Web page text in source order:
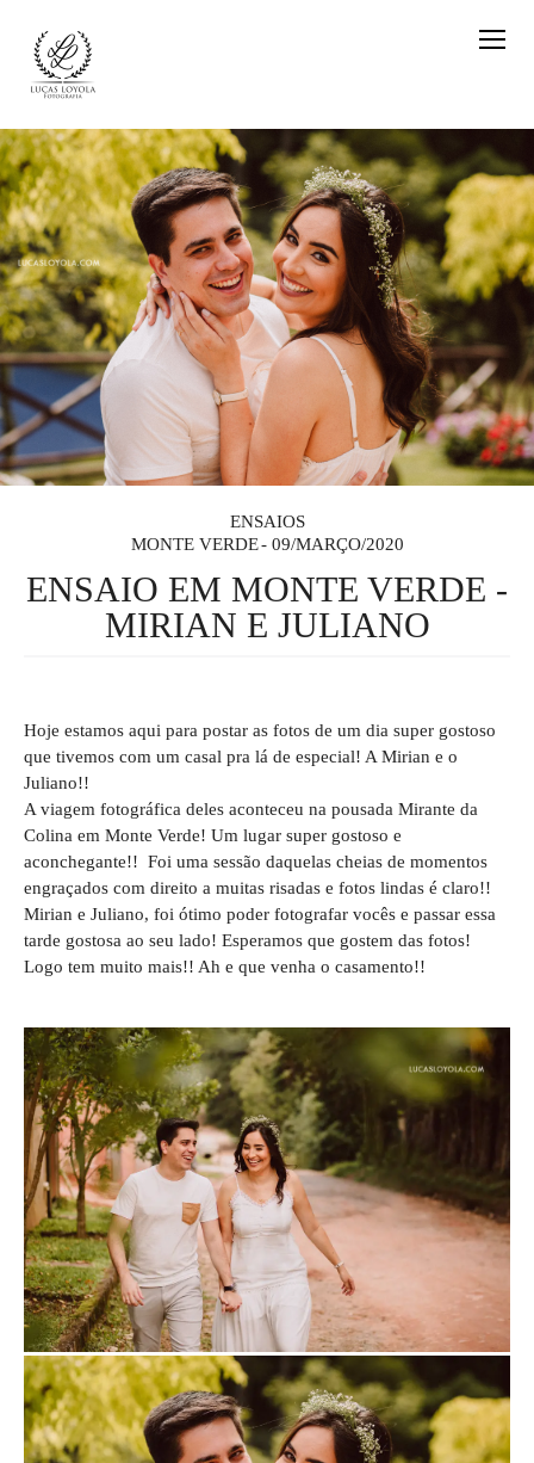
ENSAIOS
MONTE VERDE
09/MARÇO/2020
ENSAIO EM MONTE VERDE -
MIRIAN E JULIANO
Hoje estamos aqui para postar as fotos de um dia super gostoso
que tivemos com um casal pra lá de especial! A Mirian e o
Juliano!!
A viagem fotográfica deles aconteceu na pousada Mirante da
Colina em Monte Verde! Um lugar super gostoso e
aconchegante!! Foi uma sessão daquelas cheias de momentos
engraçados com direito a muitas risadas e fotos lindas é claro!!
Mirian e Juliano, foi ótimo poder fotografar vocês e passar essa
tarde gostosa ao seu lado! Esperamos que gostem das fotos!
Logo tem muito mais!! Ah e que venha o casamento!!